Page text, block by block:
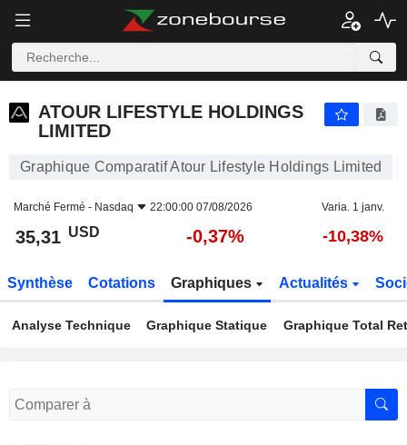
ATOUR LIFESTYLE HOLDINGS
LIMITED
Graphique Comparatif Atour Lifestyle Holdings Limited
Marché Fermé - Nasdaq 22:00:00 07/08/2026 Varia. 1 janv.
35,31 USD -0,37% -10,38%
Synthèse Cotations Graphiques Actualités
Analyse Technique Graphique Statique Graphique Total